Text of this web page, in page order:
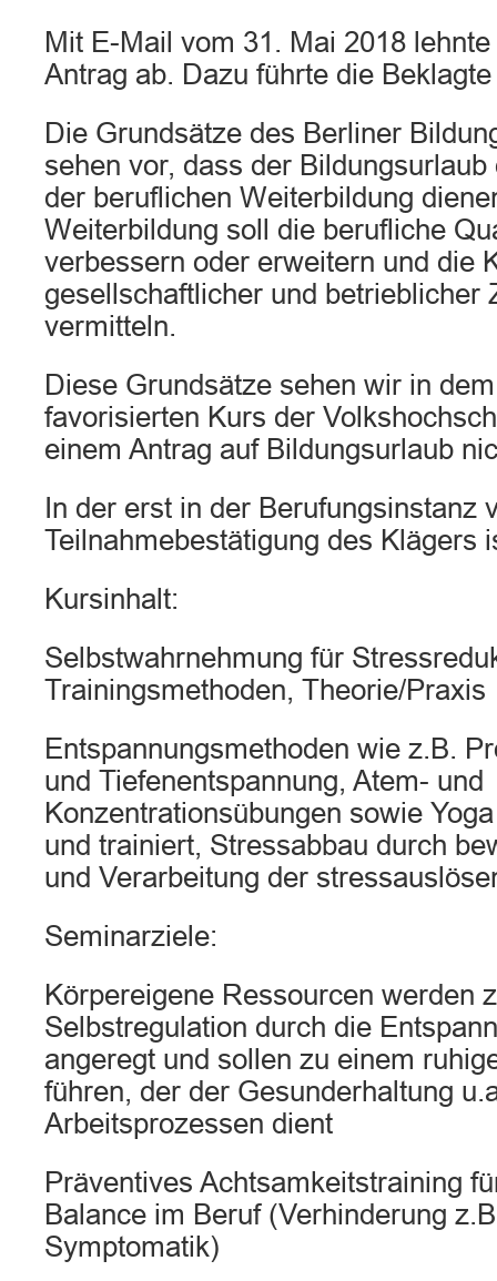
Mit E-Mail vom 31. Mai 2018
Antrag ab. Dazu führte die
Die Grundsätze des Berliner
sehen vor, dass der
der beruflichen Weiterbildung
Weiterbildung soll die berufliche
verbessern oder erweitern und die
gesellschaftlicher und betrieblicher
vermitteln.
Diese Grundsätze sehen wir in
favorisierten Kurs der
einem Antrag auf Bildungsurlaub
In der erst in der Berufungsinstanz
Teilnahmebestätigung des Klägers
Kursinhalt:
Selbstwahrnehmung für
Trainingsmethoden, Theorie/Praxis
Entspannungsmethoden wie z.B.
und Tiefenentspannung, Atem- und
Konzentrationsübungen sowie
und trainiert, Stressabbau durch
und Verarbeitung der
Seminarziele:
Körpereigene Ressourcen werden
Selbstregulation durch die
angeregt und sollen zu einem
führen, der der Gesunderhaltung
Arbeitsprozessen dient
Präventives Achtsamkeitstraining
Balance im Beruf (Verhinderung
Symptomatik)